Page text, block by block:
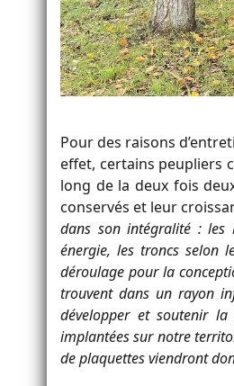
Pour des raisons
effet, certains peupliers
long de la deux fois
conservés et leur
dans son intégralité : les
énergie, les troncs selon
déroulage pour la
trouvent dans un rayon
développer et soutenir
implantées sur notre
de plaquettes viendront